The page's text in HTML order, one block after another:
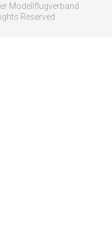
Modellflugverband
Reserved